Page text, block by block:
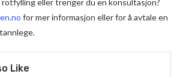
rotfylling eller trenger du en konsultasjon?
for mer informasjon eller for å avtale en
Like